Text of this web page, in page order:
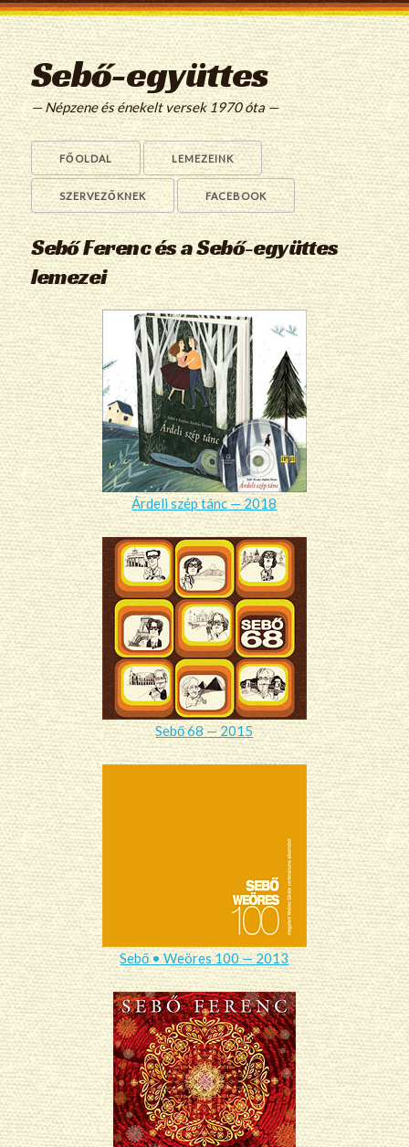
Sebő-együttes
— Népzene és énekelt versek 1970 óta —
FŐOLDAL LEMEZEINK
SZERVEZŐKNEK FACEBOOK
Sebő Ferenc és a Sebő-együttes
lemezei
Árdeli szép tánc — 2018
Sebő 68 — 2015
Sebő • Weöres 100 — 2013